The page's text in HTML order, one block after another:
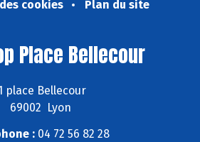
cookies
Plan du site
Place Bellecour
place Bellecour
69002 Lyon
: 04 72 56 82 28